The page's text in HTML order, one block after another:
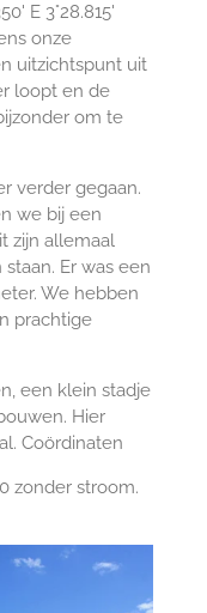
E 3°28.815'
onze
uitzichtspunt uit
loopt en de
om te
verder gegaan.
we bij een
zijn allemaal
Er was een
We hebben
prachtige
een klein stadje
Hier
Coördinaten
zonder stroom.